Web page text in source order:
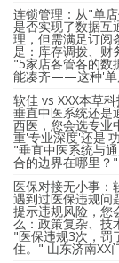
连锁管理：从"单
是否实现了数据互
理，但需满足订阅
是：库存调拨、财
"5家店各管各的数
能凑齐——这种'单
软佳 vs XXX本草
垂直中医系统还是
西医，您会选专业
重'专业深度'还是'
"垂直中医系统与
合的边界在哪里
医保对接无小事：
遇到过医保违规问
提示违规风险，您
么：政策复杂、技
"医保违规3次，
住。" 山东济南XX